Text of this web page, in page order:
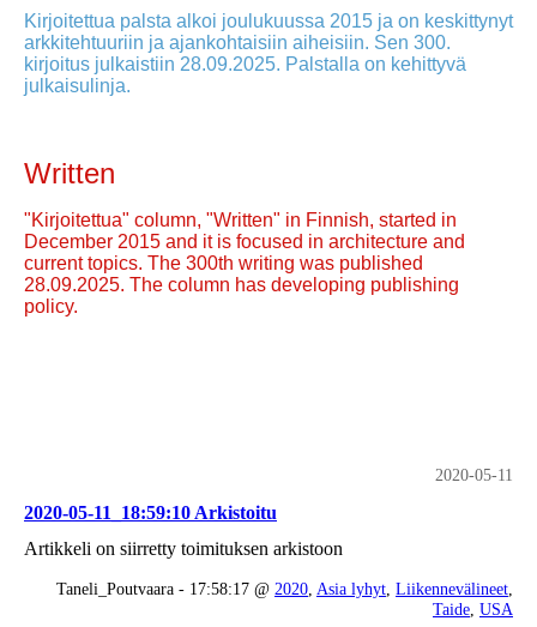
Kirjoitettua palsta alkoi joulukuussa 2015 ja on keskittynyt
arkkitehtuuriin ja ajankohtaisiin aiheisiin. Sen 300.
kirjoitus julkaistiin 28.09.2025. Palstalla on kehittyvä
julkaisulinja.
Written
"Kirjoitettua" column, "Written" in Finnish, started in
December 2015 and it is focused in architecture and
current topics. The 300th writing was published
28.09.2025. The column has developing publishing
policy.
2020-05-11
2020-05-11_18:59:10 Arkistoitu
Artikkeli on siirretty toimituksen arkistoon
Taneli_Poutvaara - 17:58:17 @ 2020 Asia lyhyt Liikennevälineet
Taide USA